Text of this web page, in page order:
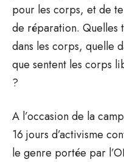
pour les corps, et de
de réparation. Quelles
dans les corps, quelle
que sentent les corps
?
A l’occasion de la
16 jours d’activisme
le genre portée par